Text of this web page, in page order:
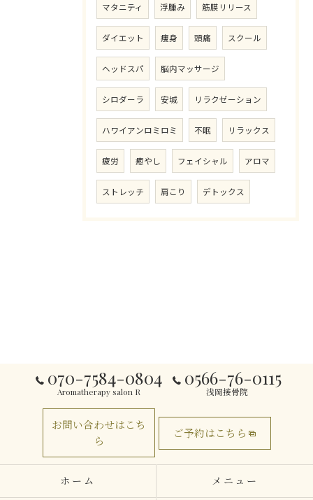
マタニティ 浮腫み 筋膜リリース
ダイエット 痩身 頭痛 スクール
ヘッドスパ 脳内マッサージ
シロダーラ 安城 リラクゼーション
ハワイアンロミロミ 不眠 リラックス
疲労 癒やし フェイシャル アロマ
ストレッチ 肩こり デトックス
070-7584-0804
Aromatherapy salon R
0566-76-0115
浅岡接骨院
お問い合わせはこち
ら
ご予約はこちら
ホーム メニュー